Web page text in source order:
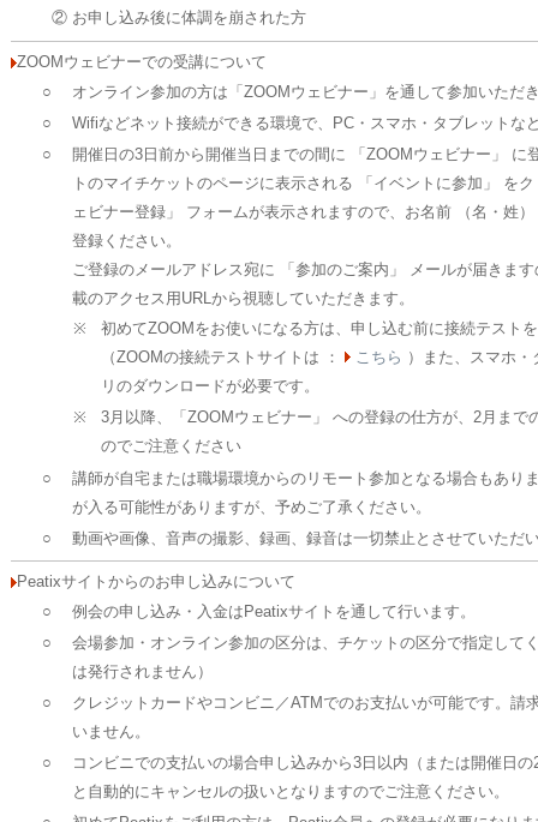
② お申し込み後に体調を崩された方
ZOOMウェビナーでの受講について
○
オンライン参加の方は「ZOOMウェビナー」を通して参加いただ
○
Wifiなどネット接続ができる環境で、PC・スマホ・タブレットな
○
開催日の3日前から開催当日までの間に 「ZOOMウェビナー」 に
トのマイチケットのページに表示される 「イベントに参加」 を
ェビナー登録」 フォームが表示されますので、お名前 （名・姓
登録ください。
ご登録のメールアドレス宛に 「参加のご案内」 メールが届きま
載のアクセス用URLから視聴していただきます。
※
初めてZOOMをお使いになる方は、申し込む前に接続テスト
（ZOOMの接続テストサイトは ：
こちら ）また、スマホ
リのダウンロードが必要です。
※
3月以降、「ZOOMウェビナー」 への登録の仕方が、2月まで
のでご注意ください
○
講師が自宅または職場環境からのリモート参加となる場合もあり
が入る可能性がありますが、予めご了承ください。
○
動画や画像、音声の撮影、録画、録音は一切禁止とさせていただ
Peatixサイトからのお申し込みについて
○
例会の申し込み・入金はPeatixサイトを通して行います。
○
会場参加・オンライン参加の区分は、チケットの区分で指定して
は発行されません）
○
クレジットカードやコンビニ／ATMでのお支払いが可能です。請
いません。
○
コンビニでの支払いの場合申し込みから3日以内（または開催日
と自動的にキャンセルの扱いとなりますのでご注意ください。